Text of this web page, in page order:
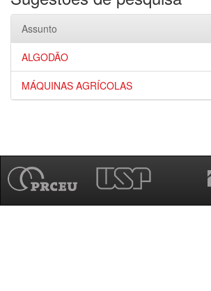
Assunto
ALGODÃO
MÁQUINAS AGRÍCOLAS